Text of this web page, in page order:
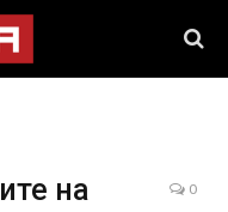
на
0